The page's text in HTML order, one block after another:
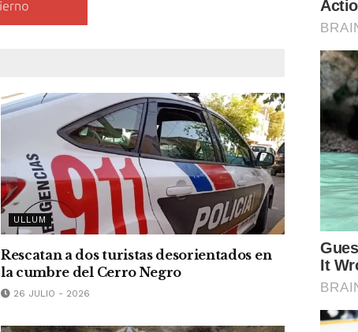
ULLUM
Rescatan a dos turistas desorientados en
la cumbre del Cerro Negro
26 JULIO - 2026